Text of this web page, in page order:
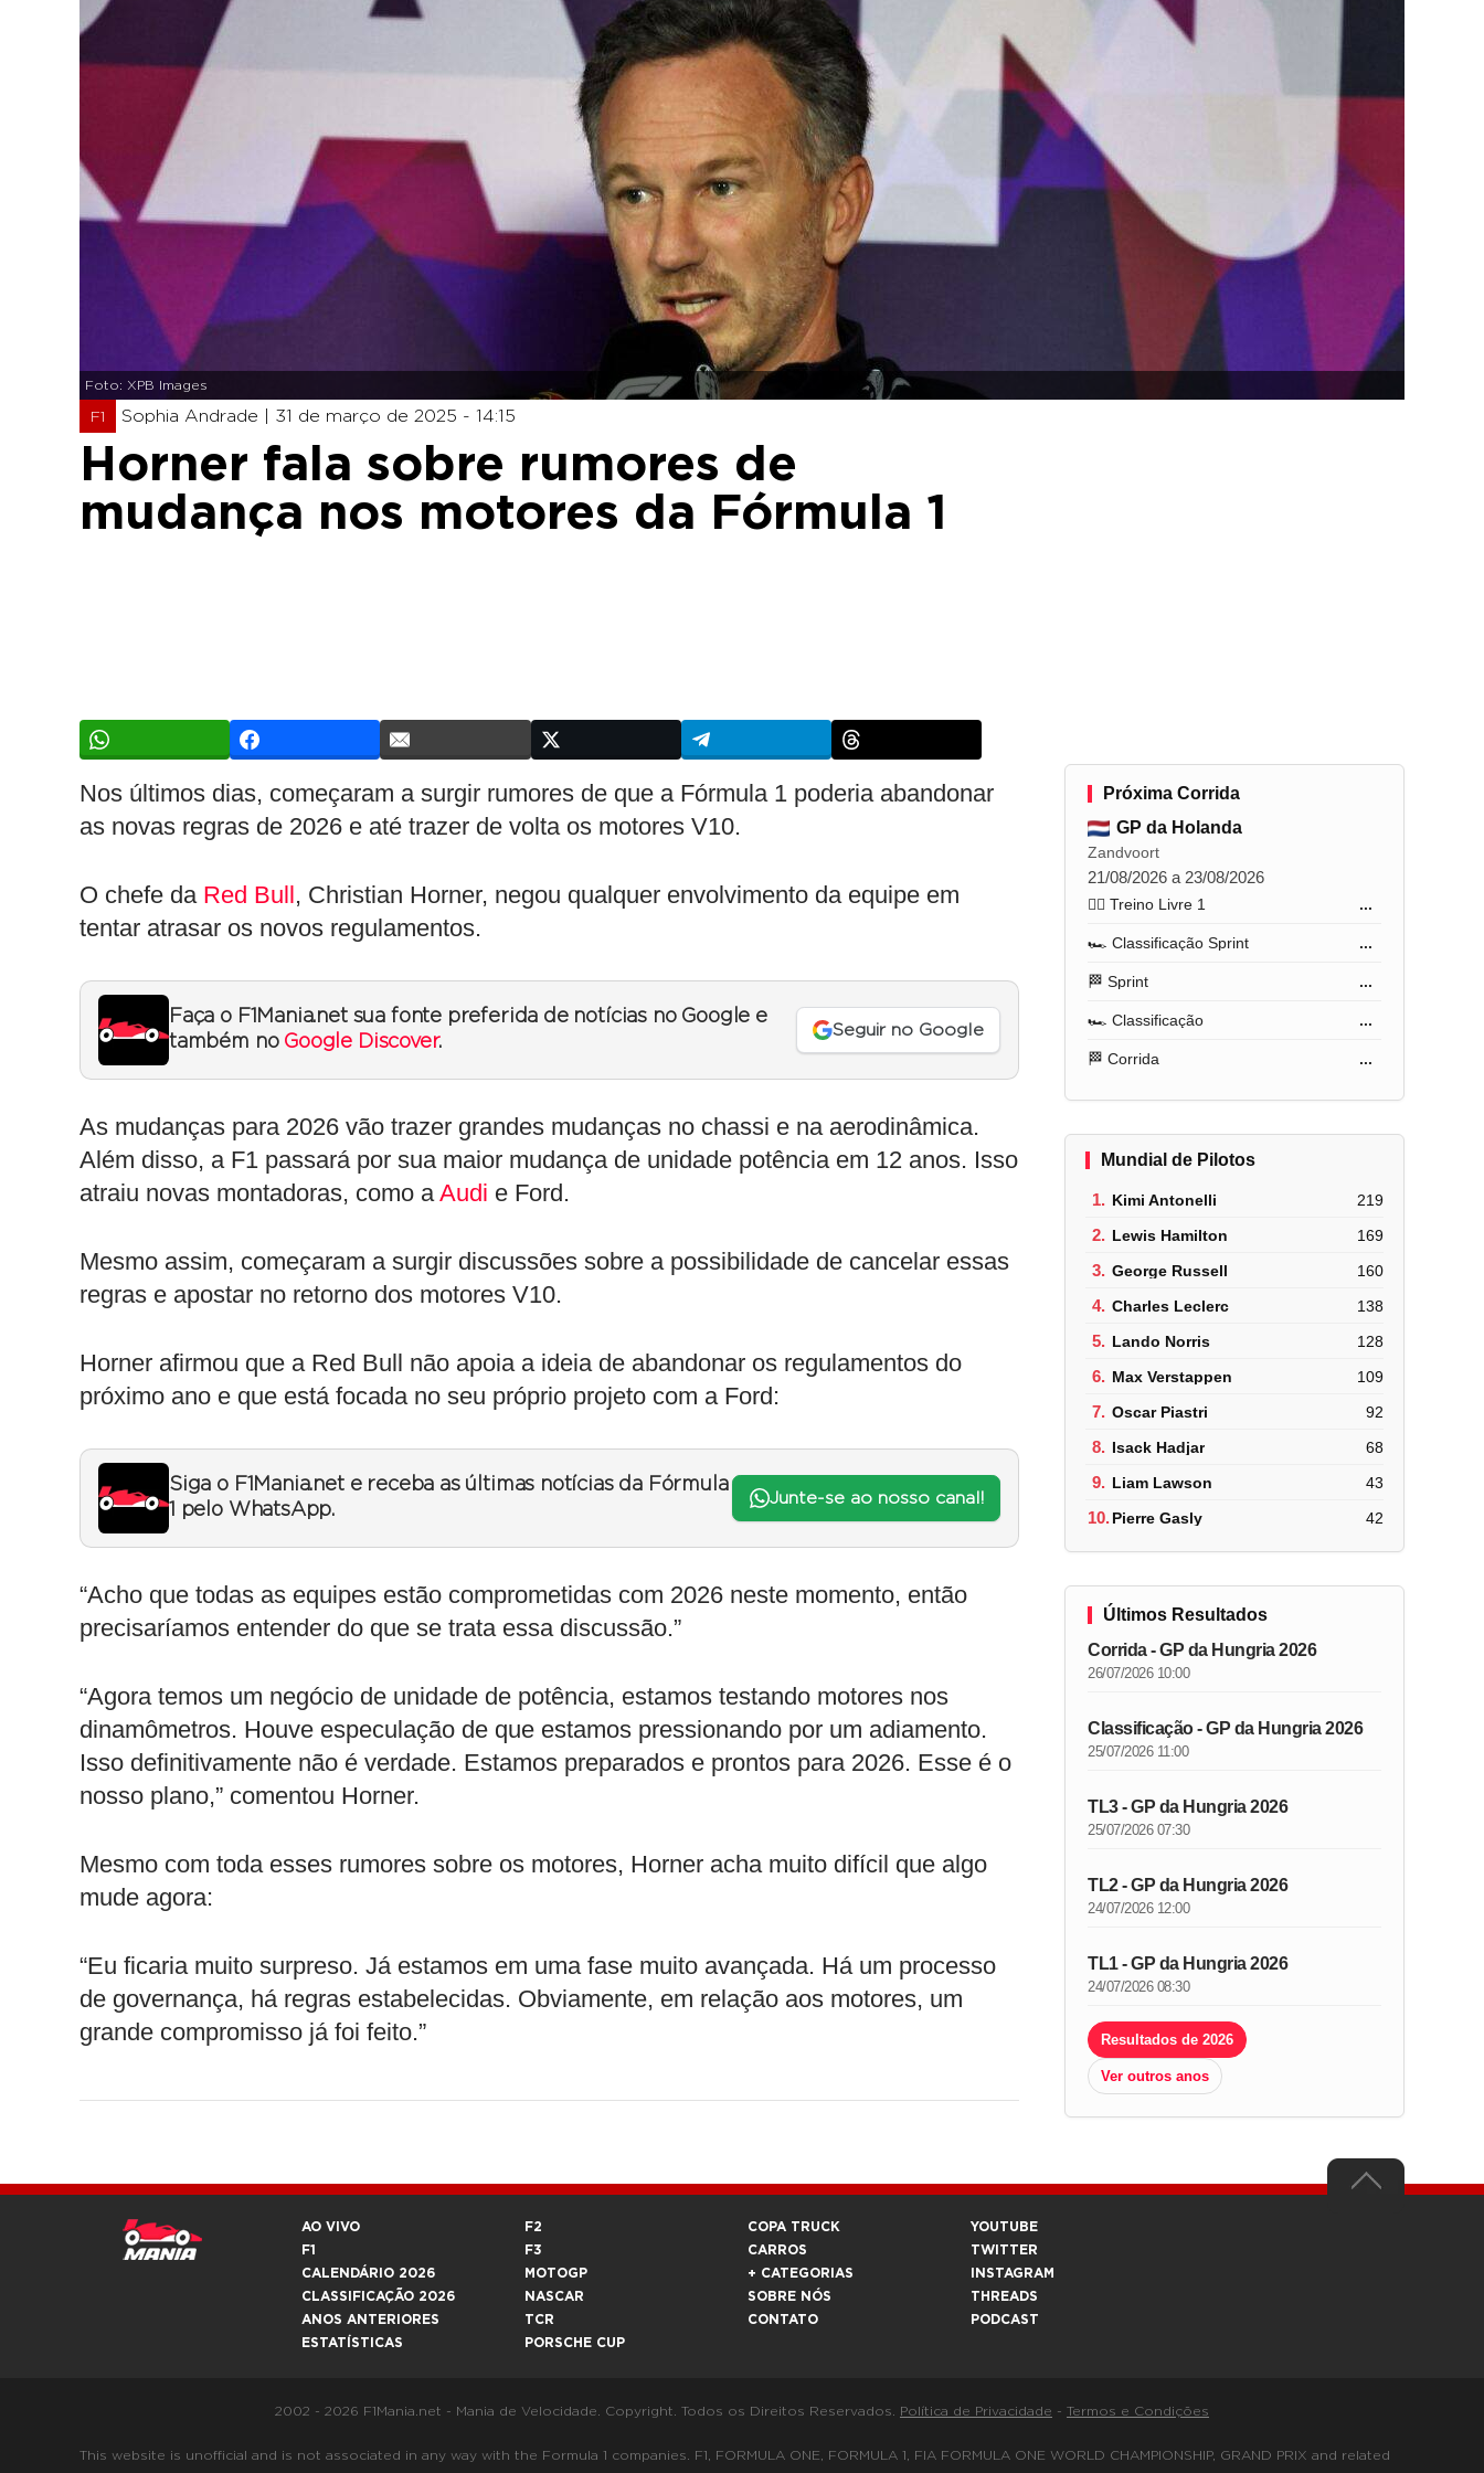
Foto: XPB Images
F1 Sophia Andrade | 31 de março de 2025 - 14:15
Horner fala sobre rumores de
mudança nos motores da Fórmula 1
Nos últimos dias, começaram a surgir rumores de que a Fórmula 1 poderia abandonar
as novas regras de 2026 e até trazer de volta os motores V10.
O chefe da Red Bull, Christian Horner, negou qualquer envolvimento da equipe em
tentar atrasar os novos regulamentos.
Faça o F1Mania.net sua fonte preferida de notícias no Google e
também no Google Discover.
Seguir no Google
As mudanças para 2026 vão trazer grandes mudanças no chassi e na aerodinâmica.
Além disso, a F1 passará por sua maior mudança de unidade potência em 12 anos. Isso
atraiu novas montadoras, como aAudi e Ford.
Mesmo assim, começaram a surgir discussões sobre a possibilidade de cancelar essas
regras e apostar no retorno dos motores V10.
Horner afirmou que a Red Bull não apoia a ideia de abandonar os regulamentos do
próximo ano e que está focada no seu próprio projeto com a Ford:
Siga o F1Mania.net e receba as últimas notícias da Fórmula
1 pelo WhatsApp.
Junte-se ao nosso canal!
“Acho que todas as equipes estão comprometidas com 2026 neste momento, então
precisaríamos entender do que se trata essa discussão.”
“Agora temos um negócio de unidade de potência, estamos testando motores nos
dinamômetros. Houve especulação de que estamos pressionando por um adiamento.
Isso definitivamente não é verdade. Estamos preparados e prontos para 2026. Esse é o
nosso plano,” comentou Horner.
Mesmo com toda esses rumores sobre os motores, Horner acha muito difícil que algo
mude agora:
“Eu ficaria muito surpreso. Já estamos em uma fase muito avançada. Há um processo
de governança, há regras estabelecidas. Obviamente, em relação aos motores, um
grande compromisso já foi feito.”
Próxima Corrida
GP da Holanda
Zandvoort
21/08/2026 a 23/08/2026
🏋️‍♂️ Treino Livre 1 ...
🏎️ Classificação Sprint ...
🏁 Sprint ...
🏎️ Classificação ...
🏁 Corrida ...
Mundial de Pilotos
1. Kimi Antonelli 219
2. Lewis Hamilton 169
3. George Russell 160
4. Charles Leclerc 138
5. Lando Norris 128
6. Max Verstappen 109
7. Oscar Piastri 92
8. Isack Hadjar 68
9. Liam Lawson 43
10.Pierre Gasly 42
Últimos Resultados
Corrida - GP da Hungria 2026
26/07/2026 10:00
Classificação - GP da Hungria 2026
25/07/2026 11:00
TL3 - GP da Hungria 2026
25/07/2026 07:30
TL2 - GP da Hungria 2026
24/07/2026 12:00
TL1 - GP da Hungria 2026
24/07/2026 08:30
Resultados de 2026
Ver outros anos
AO VIVO
F1
CALENDÁRIO 2026
CLASSIFICAÇÃO 2026
ANOS ANTERIORES
ESTATÍSTICAS
F2
F3
MOTOGP
NASCAR
TCR
PORSCHE CUP
COPA TRUCK
CARROS
+ CATEGORIAS
SOBRE NÓS
CONTATO
YOUTUBE
TWITTER
INSTAGRAM
THREADS
PODCAST
2002 - 2026 F1Mania.net - Mania de Velocidade. Copyright. Todos os Direitos Reservados. Política de Privacidade - Termos e Condições
This website is unofficial and is not associated in any way with the Formula 1 companies. F1, FORMULA ONE, FORMULA 1, FIA FORMULA ONE WORLD CHAMPIONSHIP, GRAND PRIX and related